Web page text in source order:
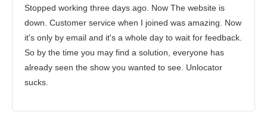
Stopped working three days ago. Now The website is
down. Customer service when I joined was amazing. Now
it's only by email and it's a whole day to wait for feedback.
So by the time you may find a solution, everyone has
already seen the show you wanted to see. Unlocator
sucks.